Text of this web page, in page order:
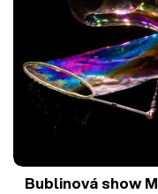
Bublinová show